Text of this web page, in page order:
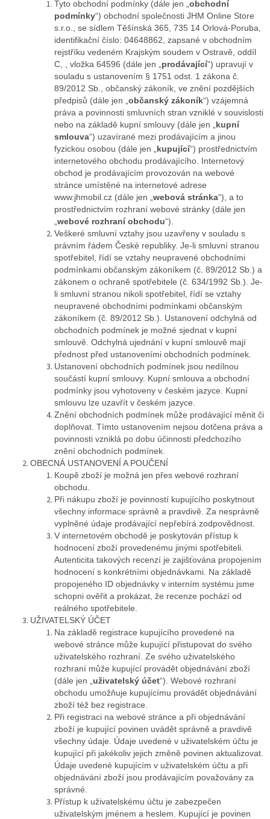
Tyto obchodní podmínky (dále jen „ obchodní
podmínky“) obchodní společnosti JHM Online Store
s.r.o., se sídlem Těšínská 365, 735 14 Orlová-Poruba,
identifikační číslo: 04648862, zapsané v obchodním
rejstříku vedeném Krajským soudem v Ostravě, oddíl
C, , vložka 64596 (dále jen „ prodávající“) upravují v
souladu s ustanovením § 1751 odst. 1 zákona č.
89/2012 Sb., občanský zákoník, ve znění pozdějších
předpisů (dále jen „ občanský zákoník“) vzájemná
práva a povinnosti smluvních stran vzniklé v souvislosti
nebo na základě kupní smlouvy (dále jen „ kupní
smlouva“) uzavírané mezi prodávajícím a jinou
fyzickou osobou (dále jen „ kupující“) prostřednictvím
internetového obchodu prodávajícího. Internetový
obchod je prodávajícím provozován na webové
stránce umístěné na internetové adrese
www.jhmobil.cz (dále jen „ webová stránka“), a to
prostřednictvím rozhraní webové stránky (dále jen
webové rozhraní obchodu“).
Veškeré smluvní vztahy jsou uzavřeny v souladu s
právním řádem České republiky. Je-li smluvní stranou
spotřebitel, řídí se vztahy neupravené obchodními
podmínkami občanským zákoníkem (č. 89/2012 Sb.) a
zákonem o ochraně spotřebitele (č. 634/1992 Sb.). Je-
li smluvní stranou nikoli spotřebitel, řídí se vztahy
neupravené obchodními podmínkami občanským
zákoníkem (č. 89/2012 Sb.). Ustanovení odchylná od
obchodních podmínek je možné sjednat v kupní
smlouvě. Odchylná ujednání v kupní smlouvě mají
přednost před ustanoveními obchodních podmínek.
Ustanovení obchodních podmínek jsou nedílnou
součástí kupní smlouvy. Kupní smlouva a obchodní
podmínky jsou vyhotoveny v českém jazyce. Kupní
smlouvu lze uzavřít v českém jazyce.
Znění obchodních podmínek může prodávající měnit či
doplňovat. Tímto ustanovením nejsou dotčena práva a
povinnosti vzniklá po dobu účinnosti předchozího
znění obchodních podmínek.
OBECNÁ USTANOVENÍ A POUČENÍ
Koupě zboží je možná jen přes webové rozhraní
obchodu.
Při nákupu zboží je povinností kupujícího poskytnout
všechny informace správně a pravdivě. Za nesprávně
vyplněné údaje prodávající nepřebírá zodpovědnost.
V internetovém obchodě je poskytován přístup k
hodnocení zboží provedenému jinými spotřebiteli.
Autenticita takových recenzí je zajišťována propojením
hodnocení s konkrétními objednávkami. Na základě
propojeného ID objednávky v interním systému jsme
schopni ověřit a prokázat, že recenze pochází od
reálného spotřebitele.
UŽIVATELSKÝ ÚČET
Na základě registrace kupujícího provedené na
webové stránce může kupující přistupovat do svého
uživatelského rozhraní. Ze svého uživatelského
rozhraní může kupující provádět objednávání zboží
(dále jen „ uživatelský účet“). Webové rozhraní
obchodu umožňuje kupujícímu provádět objednávání
zboží též bez registrace.
Při registraci na webové stránce a při objednávání
zboží je kupující povinen uvádět správně a pravdivě
všechny údaje. Údaje uvedené v uživatelském účtu je
kupující při jakékoliv jejich změně povinen aktualizovat.
Údaje uvedené kupujícím v uživatelském účtu a při
objednávání zboží jsou prodávajícím považovány za
správné.
Přístup k uživatelskému účtu je zabezpečen
uživatelským jménem a heslem. Kupující je povinen